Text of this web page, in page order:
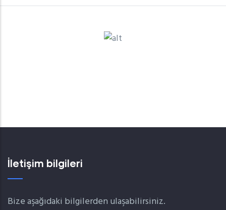
İletişim bilgileri
Bize aşağıdaki bilgilerden ulaşabilirsiniz.